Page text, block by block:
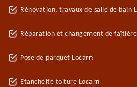
Rénovation, travaux de salle de bain
Réparation et changement de
Pose de parquet Locarn
Etanchéité toiture Locarn